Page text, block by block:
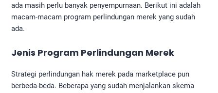
ada masih perlu banyak penyempurnaan. Berikut ini adalah
macam-macam program perlindungan merek yang sudah
ada.
Jenis Program Perlindungan Merek
Strategi perlindungan hak merek pada marketplace pun
berbeda-beda. Beberapa yang sudah menjalankan skema